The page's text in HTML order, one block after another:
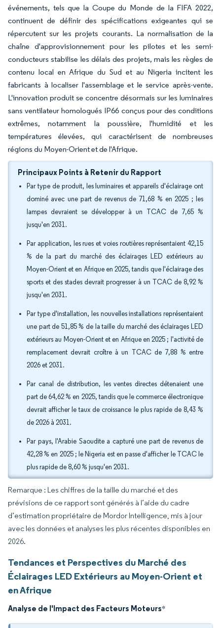
événements, tels que la Coupe du Monde de la FIFA 2022,
continuent de définir des spécifications exigeantes qui se
répercutent sur les projets courants. La normalisation de la
chaîne d'approvisionnement pour les pilotes et les semi-
conducteurs stabilise les délais des projets, mais les règles de
contenu local en Afrique du Sud et au Nigeria incitent les
fabricants à localiser l'assemblage et le service après-vente.
L'innovation produit se concentre désormais sur les luminaires
sans ventilateur homologués IP66 conçus pour des conditions
extrêmes, notamment la poussière, l'humidité et les
températures élevées, qui caractérisent de nombreuses
régions du Moyen-Orient et de l'Afrique.
Principaux Points à Retenir du Rapport
Par type de produit, les luminaires et appareils d'éclairage ont
dominé avec une part de revenus de 71,68 % en 2025 ; les
lampes devraient se développer à un TCAC de 7,65 %
jusqu'en 2031.
Par application, les rues et voies routières représentaient 42,15
% de la part du marché des éclairages LED extérieurs au
Moyen-Orient et en Afrique en 2025, tandis que l'éclairage des
sports et des stades devrait progresser à un TCAC de 8,92 %
jusqu'en 2031.
Par type d'installation, les nouvelles installations représentaient
une part de 51,85 % de la taille du marché des éclairages LED
extérieurs au Moyen-Orient et en Afrique en 2025 ; l'activité de
remplacement devrait croître à un TCAC de 7,88 % entre
2026 et 2031.
Par canal de distribution, les ventes directes détenaient une
part de 64,62 % en 2025, tandis que le commerce électronique
devrait afficher le taux de croissance le plus rapide de 8,43 %
de 2026 à 2031.
Par pays, l'Arabie Saoudite a capturé une part de revenus de
42,28 % en 2025 ; le Nigeria est en passe d'afficher le TCAC le
plus rapide de 8,60 % jusqu'en 2031.
Remarque : Les chiffres de la taille du marché et des
prévisions de ce rapport sont générés à l’aide du cadre
d’estimation propriétaire de Mordor Intelligence, mis à jour
avec les données et analyses les plus récentes disponibles en
2026.
Tendances et Perspectives du Marché des
Éclairages LED Extérieurs au Moyen-Orient et
en Afrique
Analyse de l'Impact des Facteurs Moteurs*